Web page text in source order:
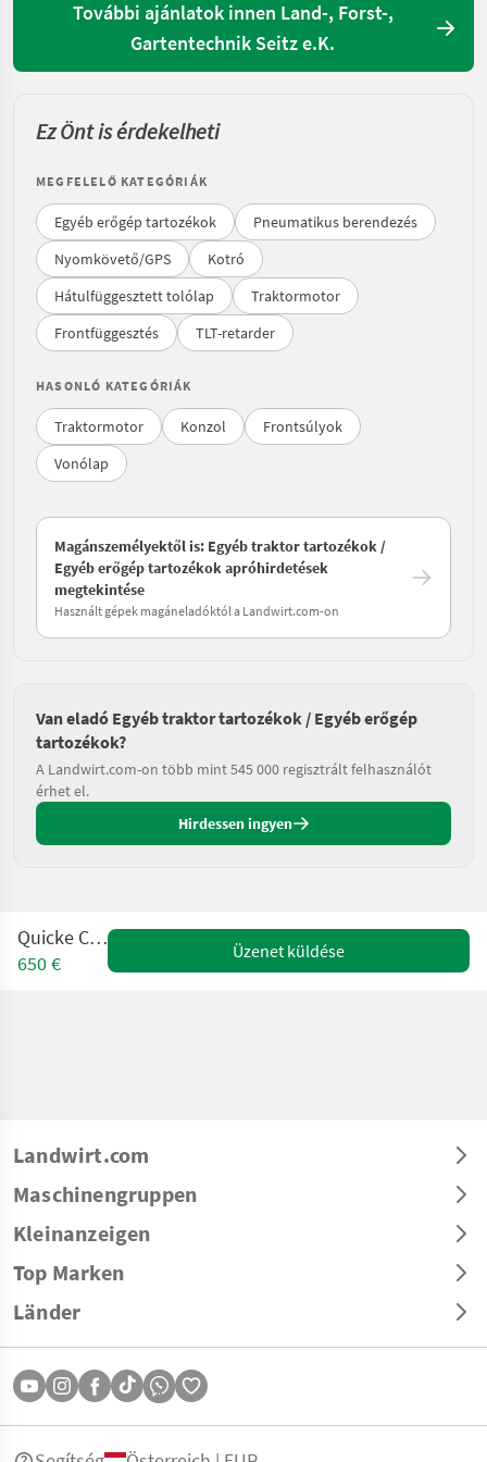
További ajánlatok innen Land-, Forst-,
Gartentechnik Seitz e.K.
Ez Önt is érdekelheti
MEGFELELŐ KATEGÓRIÁK
Egyéb erőgép tartozékok
Pneumatikus berendezés
Nyomkövető/GPS
Kotró
Hátulfüggesztett tolólap
Traktormotor
Frontfüggesztés
TLT-retarder
HASONLÓ KATEGÓRIÁK
Traktormotor Konzol
Frontsúlyok
Vonólap
Magánszemélyektől is: Egyéb traktor tartozékok /
Egyéb erőgép tartozékok apróhirdetések
megtekintése
Használt gépek magáneladóktól a Landwirt.com-on
Van eladó Egyéb traktor tartozékok / Egyéb erőgép
tartozékok?
A Landwirt.com-on több mint 545 000 regisztrált felhasználót
érhet el.
Hirdessen ingyen
Quicke CL 170
650 €
Üzenet küldése
Landwirt.com
Maschinengruppen
Kleinanzeigen
Top Marken
Länder